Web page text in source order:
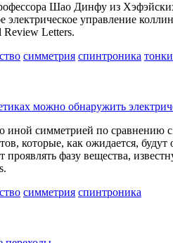
Шао Динфу из
управление
Review Letters.
симметрия спинтроника
можно обнаружить
симметрией по сравнению
которые, как ожидается,
проявлять фазу вещества,
симметрия спинтроника